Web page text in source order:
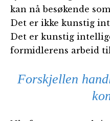
kan nå besøkende
Det er ikke kunstig
Det er kunstig
formidlerens arbeid
Forskjellen